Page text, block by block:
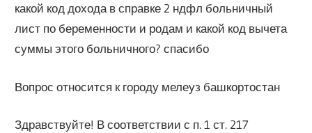
какой код дохода в справке 2 ндфл больничный
лист по беременности и родам и какой код вычета
суммы этого больничного? спасибо
Вопрос относится к городу мелеуз башкортостан
Здравствуйте! В соответствии с п. 1 ст. 217